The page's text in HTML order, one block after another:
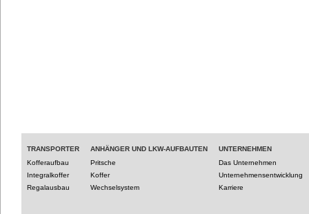
TRANSPORTER
Kofferaufbau
Integralkoffer
Regalausbau
ANHÄNGER UND LKW-AUFBAUTEN
Pritsche
Koffer
Wechselsystem
UNTERNEHMEN
Das Unternehmen
Unternehmensentwicklung
Karriere